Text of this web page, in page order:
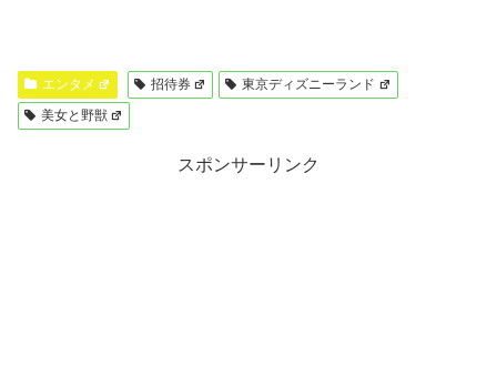
エンタメ 招待券
東京ディズニーランド
美女と野獣
スポンサーリンク